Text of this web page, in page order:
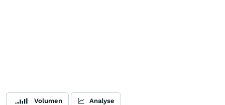
Volumen Analyse